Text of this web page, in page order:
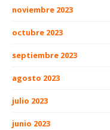
noviembre 2023
octubre 2023
septiembre 2023
agosto 2023
julio 2023
junio 2023